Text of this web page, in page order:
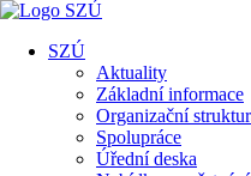
SZÚ
Aktuality
Základní informace
Organizační
Spolupráce
Úřední deska